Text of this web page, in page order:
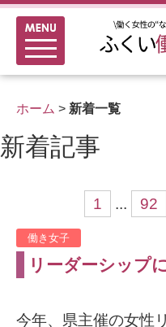
ホーム > 新着一覧
新着記事
1 ... 92
働き女子
リーダーシップ
今年、県主催の女性
メニュー
新着情報
ふくい女性活躍推
女性の多様なチャ